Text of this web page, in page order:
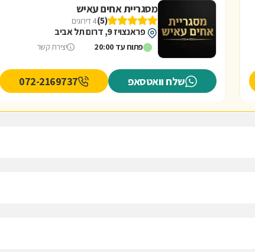
מסגריית אחים עאיש
(5) 4 דירוגים
פראנצויז 9, דרום תל אביב
פתוח עד 20:00 יצירת קשר
שלח וואטסאפ 072-2169737